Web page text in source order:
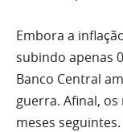
Embora a
subindo apenas
Banco Central
guerra. Afinal,
meses seguintes.